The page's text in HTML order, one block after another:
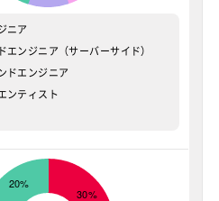
ニア
エンジニア（サーバーサイド）
ドエンジニア
ンティスト